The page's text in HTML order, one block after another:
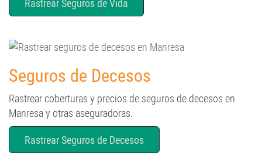
Seguros de Decesos
Rastrear coberturas y precios de seguros de decesos en
Manresa y otras aseguradoras.
Rastrear Seguros de Decesos